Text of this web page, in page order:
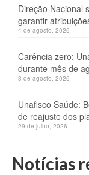
Direção Nacional
garantir
4 de agosto, 2026
Carência zero:
durante mês de
3 de agosto, 2026
Unafisco Saúde:
de reajuste dos
29 de julho, 2026
Notícias